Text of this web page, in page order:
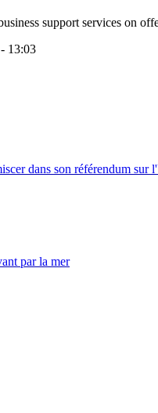
support services on
13:03
dans son référendum sur
par la mer